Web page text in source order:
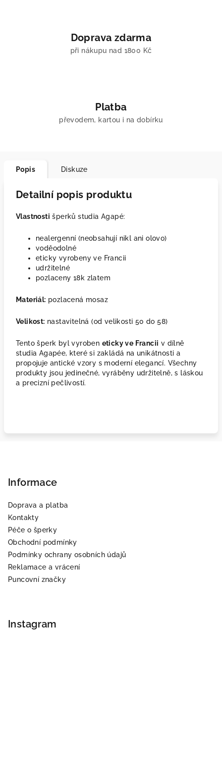
Doprava zdarma
při nákupu nad 1800 Kč
Platba
převodem, kartou i na dobírku
Popis Diskuze
Detailní popis produktu
Vlastnosti šperků studia Agapé:
nealergenní (neobsahují nikl ani olovo)
voděodolné
eticky vyrobeny ve Francii
udržitelné
pozlaceny 18k zlatem
Materiál: pozlacená mosaz
Velikost: nastavitelná (od velikosti 50 do 58)
Tento šperk byl vyroben eticky ve Francii v dílně
studia Agapée, které si zakládá na unikátnosti a
propojuje antické vzory s moderní elegancí. Všechny
produkty jsou jedinečné, vyráběny udržitelně, s láskou
a precizní pečlivostí.
Informace
Doprava a platba
Kontakty
Péče o šperky
Obchodní podmínky
Podmínky ochrany osobních údajů
Reklamace a vrácení
Puncovní značky
Instagram